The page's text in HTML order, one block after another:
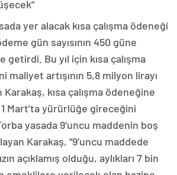
yer alacak kısa çalışma ödeneği
gün sayısının 450 güne
Bu yıl için kısa çalışma
maliyet artışının 5,8 milyon lirayı
Karakaş, kısa çalışma ödeneğine
Mart’ta yürürlüğe gireceğini
yasada 9’uncu maddenin boş
Karakaş, “9’uncu maddede
açıklamış olduğu, aylıkları 7 bin